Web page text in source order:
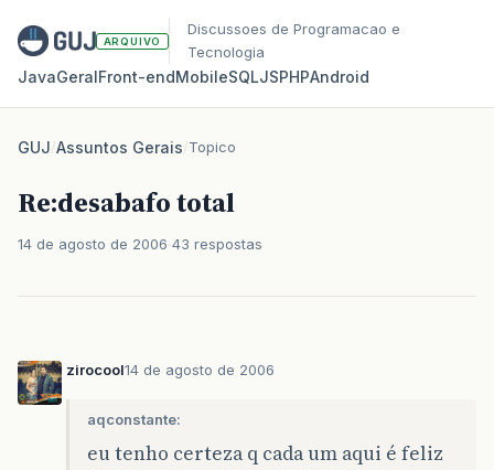
ARQUIVO
Discussoes de Programacao e
Tecnologia
JavaGeralFront‑endMobileSQLJSPHPAndroid
GUJ/Assuntos Gerais/Topico
Re:desabafo total
14 de agosto de 2006 43 respostas
zirocool14 de agosto de 2006
aqconstante:
eu tenho certeza q cada um aqui é feliz